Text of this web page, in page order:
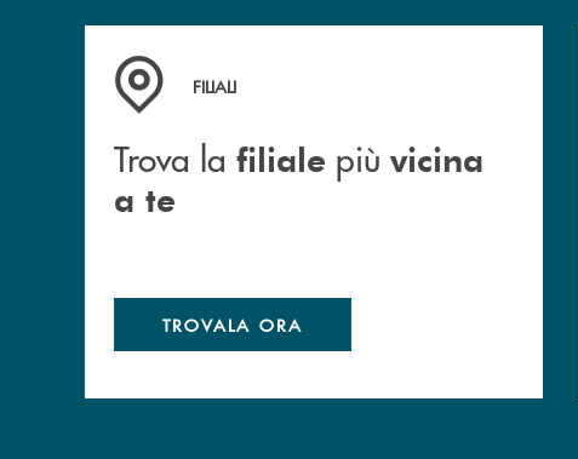
Trova la filiale più vicina a te
FILIALI
Trova la filiale più vicina
a te
TROVALA ORA